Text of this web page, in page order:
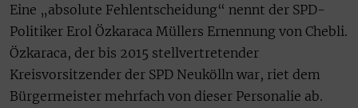
Eine „absolute Fehlentscheidung“ nennt der SPD-
Politiker Erol Özkaraca Müllers Ernennung von Chebli.
Özkaraca, der bis 2015 stellvertretender
Kreisvorsitzender der SPD Neukölln war, riet dem
Bürgermeister mehrfach von dieser Personalie ab.